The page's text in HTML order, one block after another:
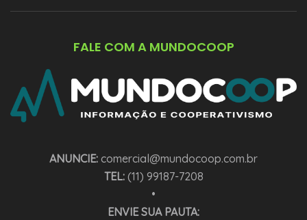
FALE COM A MUNDOCOOP
ANUNCIE: comercial@mundocoop.com.br
TEL:(11) 99187-7208
•
ENVIE SUA PAUTA: